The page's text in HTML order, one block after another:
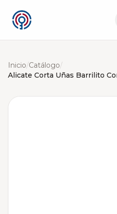
Inicio/Catálogo/